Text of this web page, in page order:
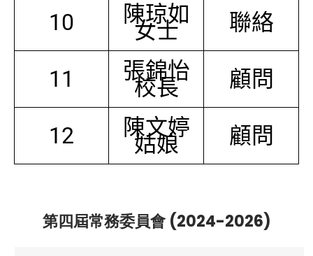
10 陳琼如
女士 聯絡
11 張錦怡
校長 顧問
12 陳文婷
姑娘 顧問
第四屆常務委員會 (2024-2026)